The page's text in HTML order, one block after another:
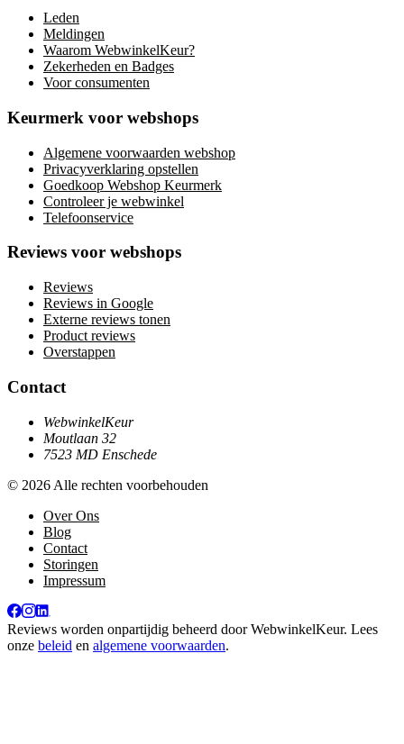
Leden
Meldingen
Waarom WebwinkelKeur?
Zekerheden en Badges
Voor consumenten
Keurmerk voor webshops
Algemene voorwaarden webshop
Privacyverklaring opstellen
Goedkoop Webshop Keurmerk
Controleer je webwinkel
Telefoonservice
Reviews voor webshops
Reviews
Reviews in Google
Externe reviews tonen
Product reviews
Overstappen
Contact
WebwinkelKeur
Moutlaan 32
7523 MD Enschede
© 2026 Alle rechten voorbehouden
Over Ons
Blog
Contact
Storingen
Impressum
Reviews worden onpartijdig beheerd doorWebwinkelKeur. Lees
onze beleid en algemene voorwaarden.